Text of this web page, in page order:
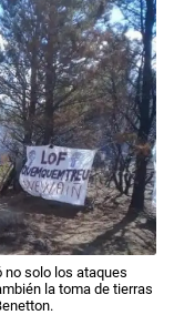
no solo los ataques
la toma de tierras